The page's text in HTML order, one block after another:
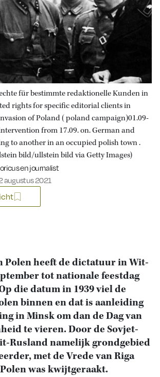
für bestimmte redaktionelle Kunden in
rights for specific editorial clients in
of Poland ( poland campaign)01.09-
from 17.09. on. German and
to another in an occupied polish town .
bild/ullstein bild via Getty Images)
en journalist
augustus 2021
Polen heeft de dictatuur in Wit-
tot nationale feestdag
die datum in 1939 viel de
binnen en dat is aanleiding
in Minsk om dan de Dag van
te vieren. Door de Sovjet-
Rusland namelijk grondgebied
met de Vrede van Riga
was kwijtgeraakt.